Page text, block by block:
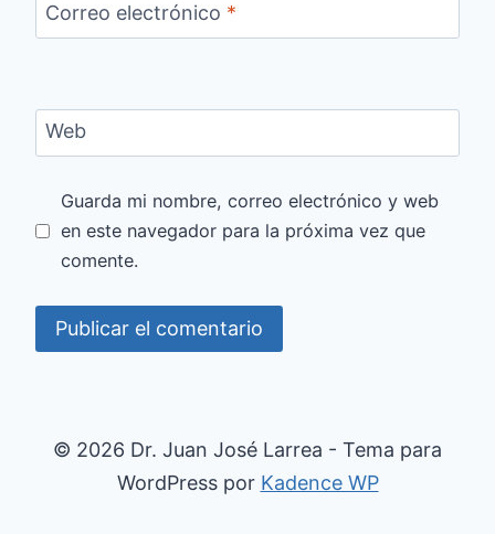
Correo electrónico *
Web
Guarda mi nombre, correo electrónico y web
en este navegador para la próxima vez que
comente.
© 2026 Dr. Juan José Larrea - Tema para
WordPress por Kadence WP